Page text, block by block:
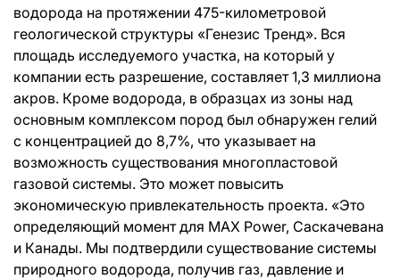
водорода на протяжении 475-километровой
геологической структуры «Генезис Тренд». Вся
площадь исследуемого участка, на который у
компании есть разрешение, составляет 1,3 миллиона
акров. Кроме водорода, в образцах из зоны над
основным комплексом пород был обнаружен гелий
с концентрацией до 8,7%, что указывает на
возможность существования многопластовой
газовой системы. Это может повысить
экономическую привлекательность проекта. «Это
определяющий момент для MAX Power, Саскачевана
и Канады. Мы подтвердили существование системы
природного водорода, получив газ, давление и